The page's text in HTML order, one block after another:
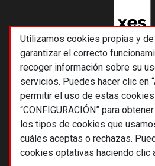
Utilizamos cookies propias y
garantizar el correcto
recoger información sobre su
servicios. Puedes hacer clic en
permitir el uso de estas
“CONFIGURACIÓN” para
los tipos de cookies que
cuáles aceptas o rechazas.
cookies optativas haciendo clic
© 2026 Alternativas